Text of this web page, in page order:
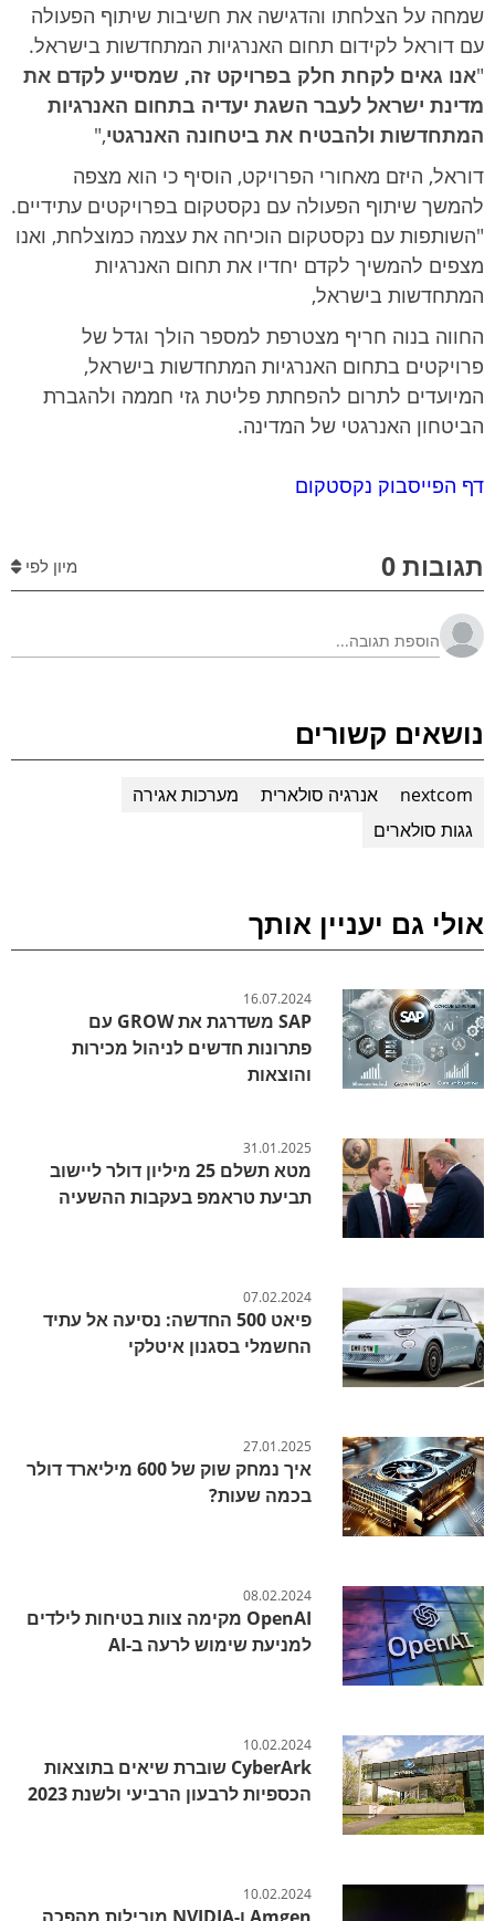
שמחה על הצלחתו והדגישה את חשיבות שיתוף הפעולה
עם דוראל לקידום תחום האנרגיות המתחדשות בישראל.
"אנו גאים לקחת חלק בפרויקט זה, שמסייע לקדם את
מדינת ישראל לעבר השגת יעדיה בתחום האנרגיות
המתחדשות ולהבטיח את ביטחונה האנרגטי,"
דוראל, היזם מאחורי הפרויקט, הוסיף כי הוא מצפה
להמשך שיתוף הפעולה עם נקסטקום בפרויקטים עתידיים.
"השותפות עם נקסטקום הוכיחה את עצמה כמוצלחת, ואנו
מצפים להמשיך לקדם יחדיו את תחום האנרגיות
המתחדשות בישראל,
החווה בנוה חריף מצטרפת למספר הולך וגדל של
פרויקטים בתחום האנרגיות המתחדשות בישראל,
המיועדים לתרום להפחתת פליטת גזי חממה ולהגברת
הביטחון האנרגטי של המדינה.
דף הפייסבוק נקסטקום
תגובות 0 מיון לפי
נושאים קשורים
nextcom אנרגיה סולארית
מערכות אגירה
גגות סולארים
אולי גם יעניין אותך
16.07.2024
SAP משדרגת את GROW עם
פתרונות חדשים לניהול מכירות
והוצאות
31.01.2025
מטא תשלם 25 מיליון דולר ליישוב
תביעת טראמפ בעקבות ההשעיה
07.02.2024
פיאט 500 החדשה: נסיעה אל עתיד
החשמלי בסגנון איטלקי
27.01.2025
איך נמחק שוק של 600 מיליארד דולר
בכמה שעות?
08.02.2024
OpenAI מקימה צוות בטיחות לילדים
למניעת שימוש לרעה ב-AI
10.02.2024
CyberArk שוברת שיאים בתוצאות
הכספיות לרבעון הרביעי ולשנת 2023
10.02.2024